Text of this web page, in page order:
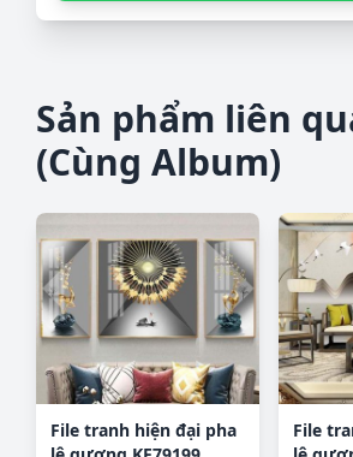
Sản phẩm liên
(Cùng Album)
File tranh hiện đại pha
File